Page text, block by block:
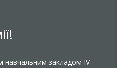
навчальним закладом IV